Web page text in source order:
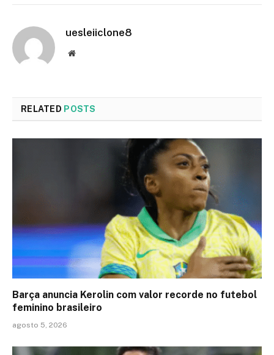
uesleiiclone8
Website
RELATED POSTS
Barça anuncia Kerolin com valor recorde no futebol
feminino brasileiro
agosto 5, 2026